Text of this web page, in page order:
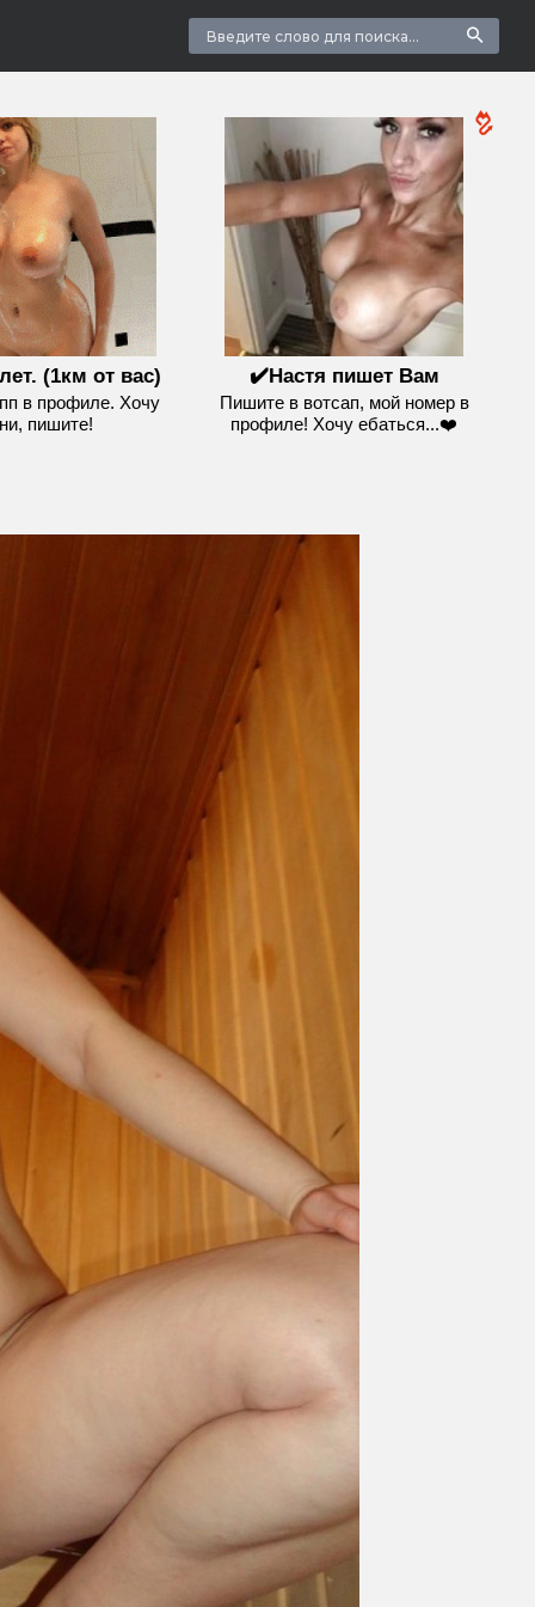
(1км от вас)
в профиле. Хочу
пишите!
✔️Настя пишет Вам
Пишите в вотсап, мой номер в
профиле! Хочу ебаться...❤️